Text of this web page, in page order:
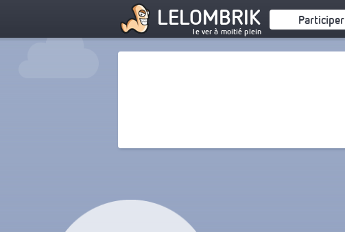
LELOMBRIK
le ver à moitié plein
Participer